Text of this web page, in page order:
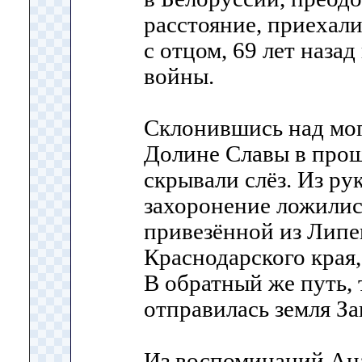
расстояние,
с отцом, 69 лет
войны.
Склонившись над
Долине Славы в
скрывали слёз. Из
захоронение
привезённой из
Краснодарского
В обратный же путь,
отправилась земля